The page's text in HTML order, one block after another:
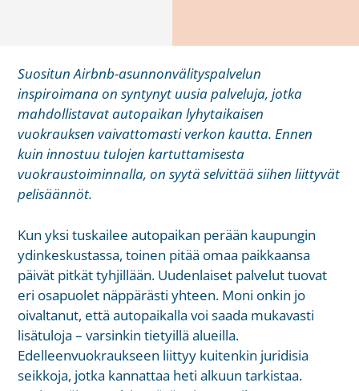
Suositun Airbnb-asunnonvälityspalvelun
inspiroimana on syntynyt uusia palveluja, jotka
mahdollistavat autopaikan lyhytaikaisen
vuokrauksen vaivattomasti verkon kautta. Ennen
kuin innostuu tulojen kartuttamisesta
vuokraustoiminnalla, on syytä selvittää siihen liittyvät
pelisäännöt.
Kun yksi tuskailee autopaikan perään kaupungin
ydinkeskustassa, toinen pitää omaa paikkaansa
päivät pitkät tyhjillään. Uudenlaiset palvelut tuovat
eri osapuolet näppärästi yhteen. Moni onkin jo
oivaltanut, että autopaikalla voi saada mukavasti
lisätuloja – varsinkin tietyillä alueilla.
Edelleenvuokraukseen liittyy kuitenkin juridisia
seikkoja, jotka kannattaa heti alkuun tarkistaa.